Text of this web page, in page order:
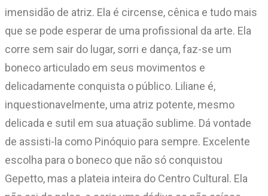
imensidão de atriz. Ela é circense, cênica e tudo mais
que se pode esperar de uma profissional da arte. Ela
corre sem sair do lugar, sorri e dança, faz-se um
boneco articulado em seus movimentos e
delicadamente conquista o público. Liliane é,
inquestionavelmente, uma atriz potente, mesmo
delicada e sutil em sua atuação sublime. Dá vontade
de assisti-la como Pinóquio para sempre. Excelente
escolha para o boneco que não só conquistou
Gepetto, mas a plateia inteira do Centro Cultural. Ela